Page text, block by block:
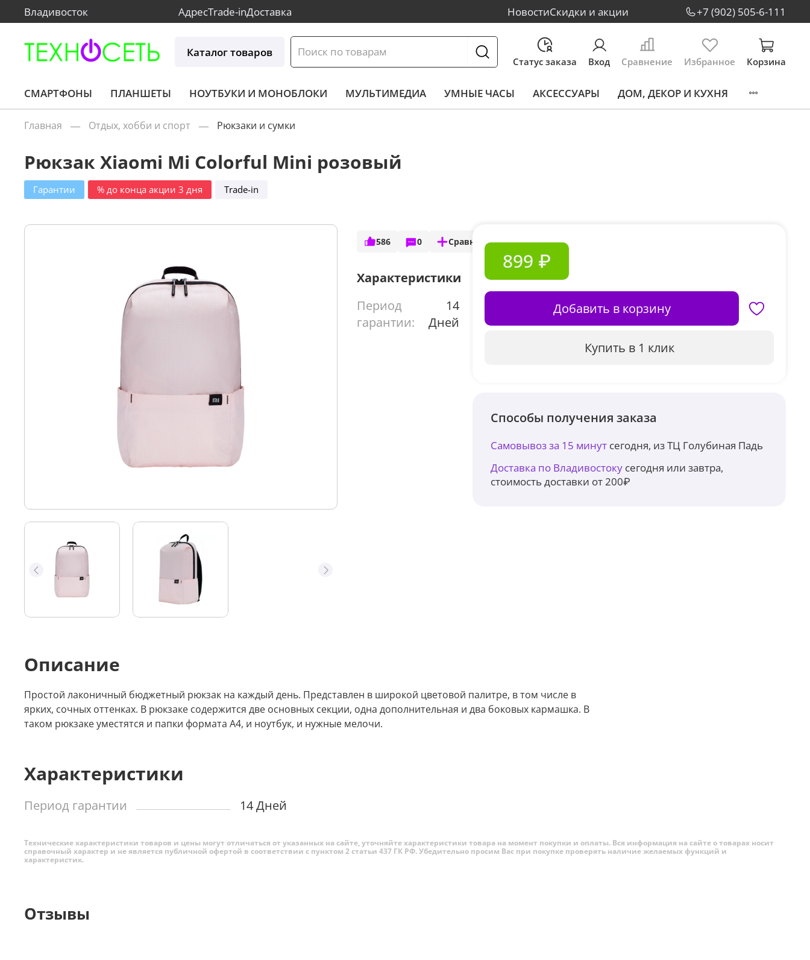
АдресTrade-inДоставка НовостиСкидки и акции
Владивосток +7 (902) 505-6-111
Каталог товаров
Статус заказа Вход Сравнение Избранное Корзина
СМАРТФОНЫ ПЛАНШЕТЫ НОУТБУКИ И МОНОБЛОКИ МУЛЬТИМЕДИА УМНЫЕ ЧАСЫ АКСЕССУАРЫ ДОМ, ДЕКОР И КУХНЯ
Главная Отдых, хобби и спорт Рюкзаки и сумки
Гарантии % до конца акции 3 дня Trade-in
Рюкзак Xiaomi Mi Colorful Mini розовый
586 0 Сравнить
Характеристики
Период
гарантии:
14
Дней
899 ₽
Добавить в корзину
Купить в 1 клик
Способы получения заказа
Самовывоз за 15 минут сегодня, из ТЦ Голубиная Падь
Доставка по Владивостоку сегодня или завтра,
стоимость доставки от 200₽
Описание
Простой лаконичный бюджетный рюкзак на каждый день. Представлен в широкой цветовой палитре, в том числе в
ярких, сочных оттенках. В рюкзаке содержится две основных секции, одна дополнительная и два боковых кармашка. В
таком рюкзаке уместятся и папки формата А4, и ноутбук, и нужные мелочи.
Характеристики
Период гарантии 14 Дней
Технические характеристики товаров и цены могут отличаться от указанных на сайте, уточняйте характеристики товара на момент покупки и оплаты. Вся информация на сайте о товарах носит
справочный характер и не является публичной офертой в соответствии с пунктом 2 статьи 437 ГК РФ. Убедительно просим Вас при покупке проверять наличие желаемых функций и
характеристик.
Отзывы